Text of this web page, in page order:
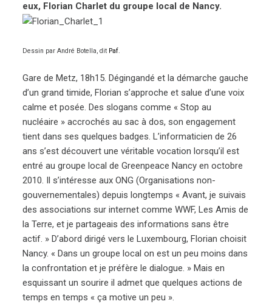
eux, Florian Charlet du groupe local de Nancy.
Dessin par André Botella, dit Paf
Gare de Metz, 18h15. Dégingandé et la démarche gauche
d’un grand timide, Florian s’approche et salue d’une voix
calme et posée. Des slogans comme « Stop au
nucléaire » accrochés au sac à dos, son engagement
tient dans ses quelques badges. L’informaticien de 26
ans s’est découvert une véritable vocation lorsqu’il est
entré au groupe local de Greenpeace Nancy en octobre
2010. Il s’intéresse aux ONG (Organisations non-
gouvernementales) depuis longtemps « Avant, je suivais
des associations sur internet comme WWF, Les Amis de
la Terre, et je partageais des informations sans être
actif. » D’abord dirigé vers le Luxembourg, Florian choisit
Nancy. « Dans un groupe local on est un peu moins dans
la confrontation et je préfère le dialogue. » Mais en
esquissant un sourire il admet que quelques actions de
temps en temps « ça motive un peu ».